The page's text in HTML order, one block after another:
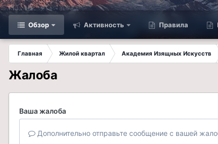
Обзор Активность Правила
Главная Жилой квартал Академия Изящных Искусств
Жалоба
Ваша жалоба
Дополнительно отправьте сообщение с вашей